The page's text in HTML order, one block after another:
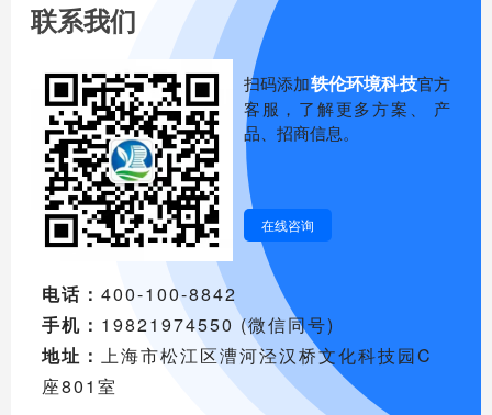
联系我们
扫码添加轶伦环境科技官方
客服，了解更多方案、 产
品、招商信息。
在线咨询
电话： 400-100-8842
手机： 19821974550 (微信同号)
地址： 上海市松江区漕河泾汉桥文化科技园C
座801室